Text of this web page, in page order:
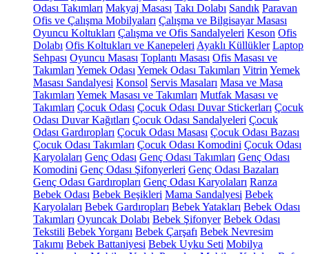
Odası Takımları Makyaj Masası Takı Dolabı Sandık Paravan
Ofis ve Çalışma Mobilyaları Çalışma ve Bilgisayar Masası
Oyuncu Koltukları Çalışma ve Ofis Sandalyeleri Keson Ofis
Dolabı Ofis Koltukları ve Kanepeleri Ayaklı Küllükler Laptop
Sehpası Oyuncu Masası Toplantı Masası Ofis Masası ve
Takımları Yemek Odası Yemek Odası Takımları Vitrin Yemek
Masası Sandalyesi Konsol Servis Masaları Masa ve Masa
Takımları Yemek Masası ve Takımları Mutfak Masası ve
Takımları Çocuk Odası Çocuk Odası Duvar Stickerları Çocuk
Odası Duvar Kağıtları Çocuk Odası Sandalyeleri Çocuk
Odası Gardıropları Çocuk Odası Masası Çocuk Odası Bazası
Çocuk Odası Takımları Çocuk Odası Komodini Çocuk Odası
Karyolaları Genç Odası Genç Odası Takımları Genç Odası
Komodini Genç Odası Şifonyerleri Genç Odası Bazaları
Genç Odası Gardıropları Genç Odası Karyolaları Ranza
Bebek Odası Bebek Beşikleri Mama Sandalyesi Bebek
Karyolaları Bebek Gardıropları Bebek Yatakları Bebek Odası
Takımları Oyuncak Dolabı Bebek Şifonyer Bebek Odası
Tekstili Bebek Yorganı Bebek Çarşafı Bebek Nevresim
Takımı Bebek Battaniyesi Bebek Uyku Seti Mobilya